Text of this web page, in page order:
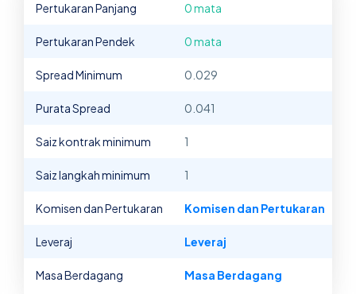
Pertukaran Panjang 0 mata
Pertukaran Pendek 0 mata
Spread Minimum 0.029
Purata Spread 0.041
Saiz kontrak minimum 1
Saiz langkah minimum 1
Komisen dan Pertukaran Komisen dan Pertukaran
Leveraj Leveraj
Masa Berdagang Masa Berdagang